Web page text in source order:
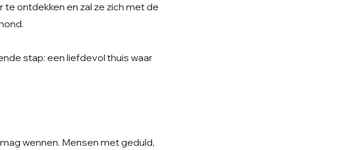
ontdekken en zal ze zich met de
stap: een liefdevol thuis waar
wennen. Mensen met geduld,